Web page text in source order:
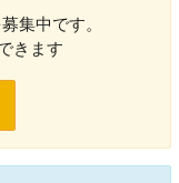
集中です。
きます